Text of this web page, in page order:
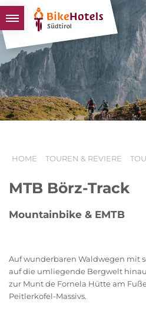
BIKEHOTELS
HOTELS & PAKETE
TOUREN & REVIERE
SÜDTIROL & WIR
HOME TOUREN & REVIERE
MTB Börz-Track
Mountainbike & EMTB
Auf wunderbaren Waldwegen mit
auf die umliegende Bergwelt
zur Munt de Fornela Hütte am
Peitlerkofel-Massivs.